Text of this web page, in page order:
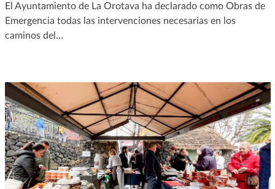
El Ayuntamiento de La Orotava ha declarado como Obras de
Emergencia todas las intervenciones necesarias en los
caminos del…